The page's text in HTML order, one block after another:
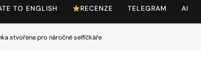
TO ENGLISH RECENZE TELEGRAM AI
stvořena pro náročné selfíčkáře